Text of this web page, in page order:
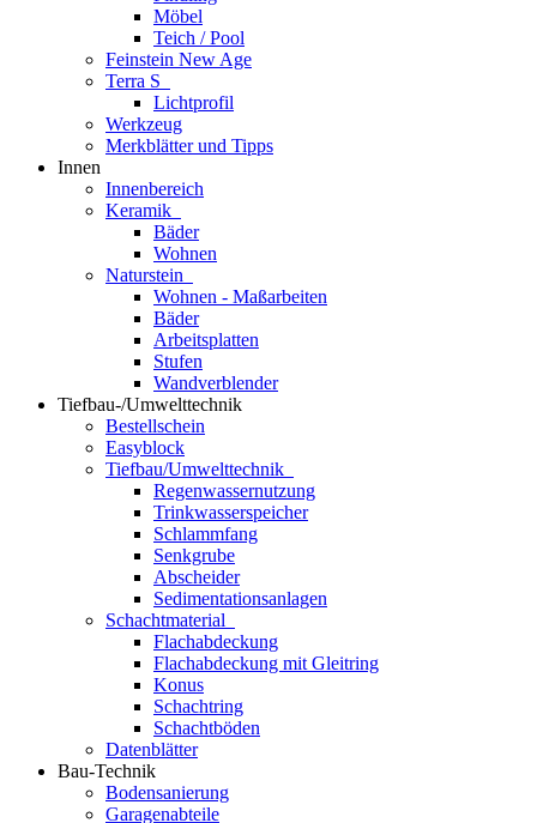
Möbel
Teich / Pool
Feinstein New Age
Terra S
Lichtprofil
Werkzeug
Merkblätter und Tipps
Innen
Innenbereich
Keramik
Bäder
Wohnen
Naturstein
Wohnen - Maßarbeiten
Bäder
Arbeitsplatten
Stufen
Wandverblender
Tiefbau-/Umwelttechnik
Bestellschein
Easyblock
Tiefbau/Umwelttechnik
Regenwassernutzung
Trinkwasserspeicher
Schlammfang
Senkgrube
Abscheider
Sedimentationsanlagen
Schachtmaterial
Flachabdeckung
Flachabdeckung mit Gleitring
Konus
Schachtring
Schachtböden
Datenblätter
Bau-Technik
Bodensanierung
Garagenabteile